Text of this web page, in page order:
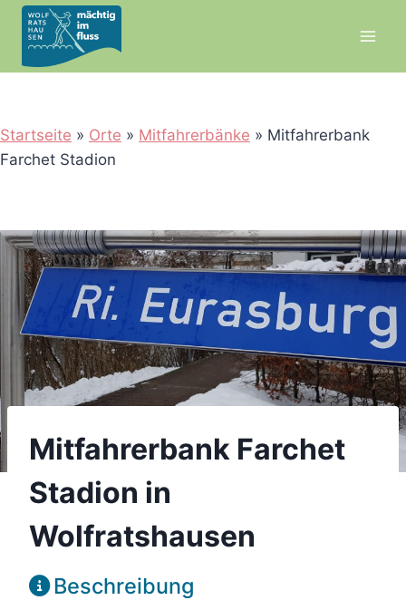
Zum
Inhalt
springen
Startseite » Orte » Mitfahrerbänke » Mitfahrerbank
Farchet Stadion
Mitfahrerbank Farchet
Stadion in
Wolfratshausen
Beschreibung